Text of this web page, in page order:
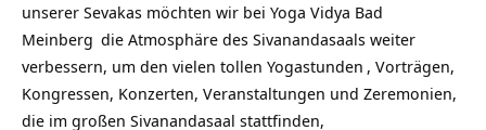
unserer Sevakas möchten wir bei Yoga Vidya Bad
Meinberg die Atmosphäre des Sivanandasaals weiter
verbessern, um den vielen tollen Yogastunden , Vorträgen,
Kongressen, Konzerten, Veranstaltungen und Zeremonien,
die im großen Sivanandasaal stattfinden,